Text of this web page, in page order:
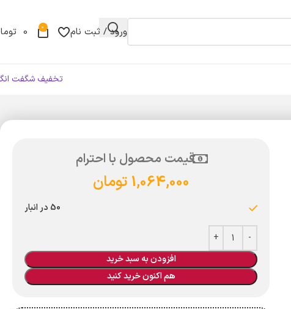
ورود / ثبت نام 0
0
تخفیف شگفت
قیمت محصول با احترام
1,064,000 تومان
50 در انبار
افزودن به سبد خرید
هم اکنون خرید کنید